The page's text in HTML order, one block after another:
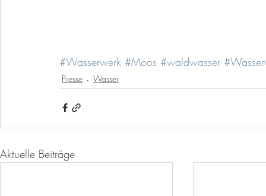
#Wasserwerk #Moos #waldwasser
Presse Wasser
Aktuelle Beiträge